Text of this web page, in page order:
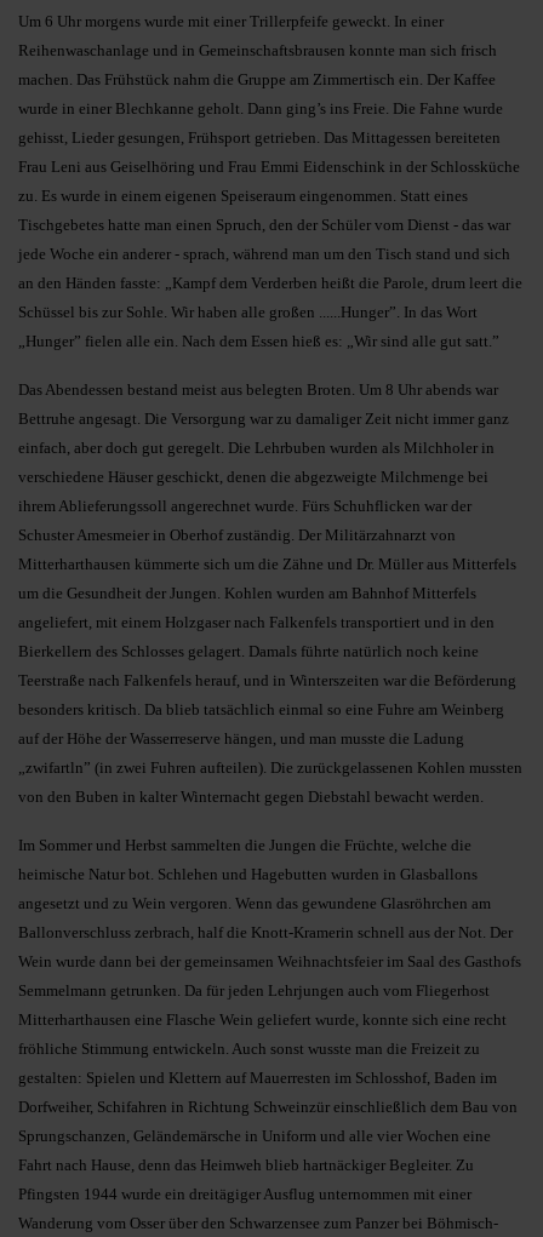
Um 6 Uhr morgens wurde mit einer Trillerpfeife geweckt. In einer
Reihenwaschanlage und in Gemeinschaftsbrausen konnte man sich frisch
machen. Das Frühstück nahm die Gruppe am Zimmertisch ein. Der Kaffee
wurde in einer Blechkanne geholt. Dann ging’s ins Freie. Die Fahne wurde
gehisst, Lieder gesungen, Frühsport getrieben. Das Mittagessen bereiteten
Frau Leni aus Geiselhöring und Frau Emmi Eidenschink in der Schlossküche
zu. Es wurde in einem eigenen Speiseraum eingenommen. Statt eines
Tischgebetes hatte man einen Spruch, den der Schüler vom Dienst - das war
jede Woche ein anderer - sprach, während man um den Tisch stand und sich
an den Händen fasste: „Kampf dem Verderben heißt die Parole, drum leert die
Schüssel bis zur Sohle. Wir haben alle großen ......Hunger”. In das Wort
„Hunger” fielen alle ein. Nach dem Essen hieß es: „Wir sind alle gut satt.”
Das Abendessen bestand meist aus belegten Broten. Um 8 Uhr abends war
Bettruhe angesagt. Die Versorgung war zu damaliger Zeit nicht immer ganz
einfach, aber doch gut geregelt. Die Lehrbuben wurden als Milchholer in
verschiedene Häuser geschickt, denen die abgezweigte Milchmenge bei
ihrem Ablieferungssoll angerechnet wurde. Fürs Schuhflicken war der
Schuster Amesmeier in Oberhof zuständig. Der Militärzahnarzt von
Mitterharthausen kümmerte sich um die Zähne und Dr. Müller aus Mitterfels
um die Gesundheit der Jungen. Kohlen wurden am Bahnhof Mitterfels
angeliefert, mit einem Holzgaser nach Falkenfels transportiert und in den
Bierkellern des Schlosses gelagert. Damals führte natürlich noch keine
Teerstraße nach Falkenfels herauf, und in Winterszeiten war die Beförderung
besonders kritisch. Da blieb tatsächlich einmal so eine Fuhre am Weinberg
auf der Höhe der Wasserreserve hängen, und man musste die Ladung
„zwifartln” (in zwei Fuhren aufteilen). Die zurückgelassenen Kohlen mussten
von den Buben in kalter Winternacht gegen Diebstahl bewacht werden.
Im Sommer und Herbst sammelten die Jungen die Früchte, welche die
heimische Natur bot. Schlehen und Hagebutten wurden in Glasballons
angesetzt und zu Wein vergoren. Wenn das gewundene Glasröhrchen am
Ballonverschluss zerbrach, half die Knott-Kramerin schnell aus der Not. Der
Wein wurde dann bei der gemeinsamen Weihnachtsfeier im Saal des Gasthofs
Semmelmann getrunken. Da für jeden Lehrjungen auch vom Fliegerhost
Mitterharthausen eine Flasche Wein geliefert wurde, konnte sich eine recht
fröhliche Stimmung entwickeln. Auch sonst wusste man die Freizeit zu
gestalten: Spielen und Klettern auf Mauerresten im Schlosshof, Baden im
Dorfweiher, Schifahren in Richtung Schweinzür einschließlich dem Bau von
Sprungschanzen, Geländemärsche in Uniform und alle vier Wochen eine
Fahrt nach Hause, denn das Heimweh blieb hartnäckiger Begleiter. Zu
Pfingsten 1944 wurde ein dreitägiger Ausflug unternommen mit einer
Wanderung vom Osser über den Schwarzensee zum Panzer bei Böhmisch-